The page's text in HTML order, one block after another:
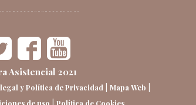
Asistencial 2021
y Política de Privacidad Mapa Web
de uso
Política de Cookies